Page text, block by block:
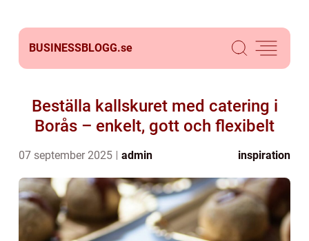
BUSINESSBLOGG.se
Beställa kallskuret med catering i
Borås – enkelt, gott och flexibelt
07 september 2025 admin inspiration